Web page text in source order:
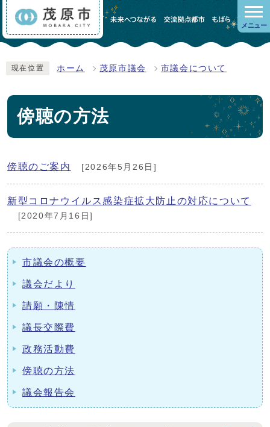
メニュー
現在位置 ホーム 茂原市議会 市議会について
傍聴の方法
傍聴のご案内 [2026年5月26日]
新型コロナウイルス感染症拡大防止の対応について
[2020年7月16日]
市議会の概要
議会だより
請願・陳情
議長交際費
政務活動費
傍聴の方法
議会報告会